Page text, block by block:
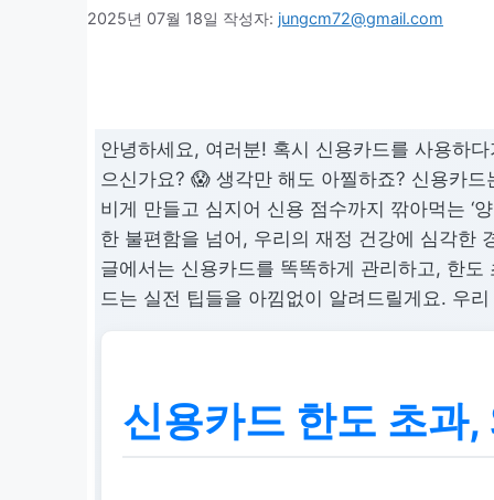
2025년 07월 18일 작성자: jungcm72@gmail.com
안녕하세요, 여러분! 혹시 신용카드를 사용하
으신가요? 😱 생각만 해도 아찔하죠? 신용카
비게 만들고 심지어 신용 점수까지 깎아먹는 ‘
한 불편함을 넘어, 우리의 재정 건강에 심각한
글에서는 신용카드를 똑똑하게 관리하고, 한
드는 실전 팁들을 아낌없이 알려드릴게요. 우
신용카드 한도 초과